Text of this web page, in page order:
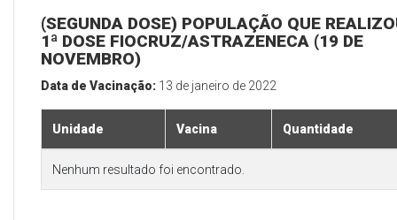
(SEGUNDA DOSE) POPULAÇÃO QUE
1ª DOSE FIOCRUZ/ASTRAZENECA (19 DE
NOVEMBRO)
Data de Vacinação: 13 de janeiro de 2022
Unidade Vacina Quantidade
Nenhum resultado foi encontrado.